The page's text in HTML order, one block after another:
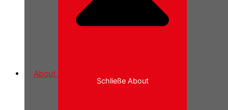
About
Schließe About